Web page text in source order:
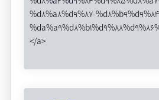
%d8%a8%d9%87-
</a>